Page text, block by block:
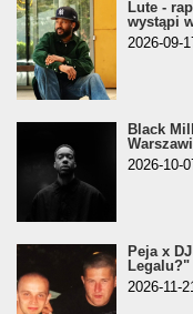
Lute -
wystąpi
2026-09-
Black
2026-10-
Peja x
Legalu?"
2026-11-